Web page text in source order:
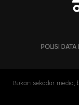
POLISI DATA
Bukan sekadar media,